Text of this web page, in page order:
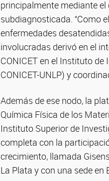
principalmente mediante
subdiagnosticada. “Como
enfermedades
involucradas derivó en el
CONICET en el Instituto
CONICET-UNLP) y
Además de ese nodo, la
Química Física de los
Instituto Superior de
completa con la
crecimiento, llamada
La Plata y con una sede en